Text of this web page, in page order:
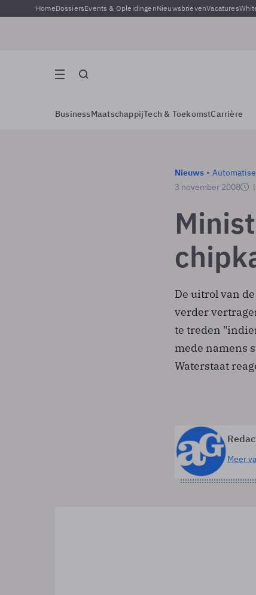
HomeDossiersEvents & OpleidingenNieuwsbrievenVacatures
BusinessMaatschappijTech & ToekomstCarrière
Nieuws
3 november 2008
De uitrol van
verder
te treden
mede namens
Waterstaat
Meer